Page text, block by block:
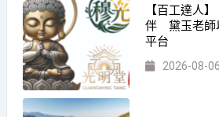
【百工達人
伴 黛玉老師
平台
2026-08-06